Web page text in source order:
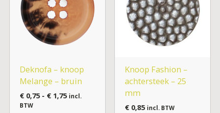
Deknofa – knoop
Melange – bruin
€0,75 - €1,75 incl.
BTW
Knoop Fashion –
achtersteek – 25
mm
€0,85 incl. BTW